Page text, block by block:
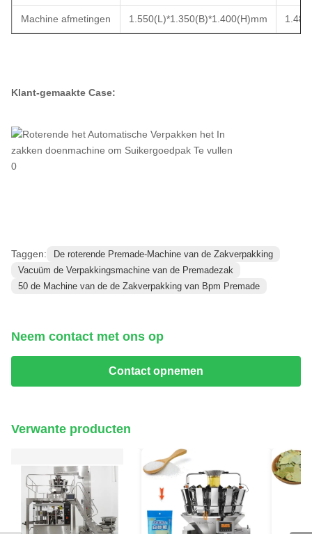
Machine afmetingen 1.550(L)*1.350(B)*1.400(H)mm
Klant-gemaakte Case:
Taggen:
De roterende Premade-Machine van de Zakverpakking
Vacuüm de Verpakkingsmachine van de Premadezak
50 de Machine van de de Zakverpakking van Bpm Premade
Neem contact met ons op
Contact opnemen
Verwante producten